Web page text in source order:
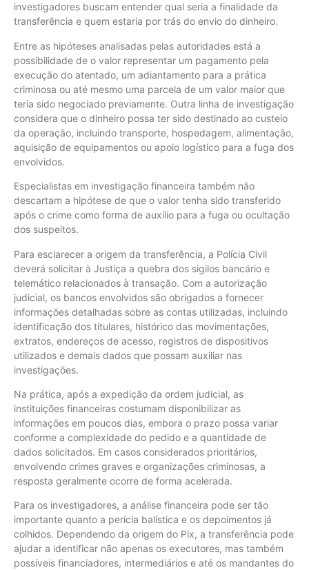
investigadores buscam entender qual seria a finalidade da
transferência e quem estaria por trás do envio do dinheiro.
Entre as hipóteses analisadas pelas autoridades está a
possibilidade de o valor representar um pagamento pela
execução do atentado, um adiantamento para a prática
criminosa ou até mesmo uma parcela de um valor maior que
teria sido negociado previamente. Outra linha de investigação
considera que o dinheiro possa ter sido destinado ao custeio
da operação, incluindo transporte, hospedagem, alimentação,
aquisição de equipamentos ou apoio logístico para a fuga dos
envolvidos.
Especialistas em investigação financeira também não
descartam a hipótese de que o valor tenha sido transferido
após o crime como forma de auxílio para a fuga ou ocultação
dos suspeitos.
Para esclarecer a origem da transferência, a Polícia Civil
deverá solicitar à Justiça a quebra dos sigilos bancário e
telemático relacionados à transação. Com a autorização
judicial, os bancos envolvidos são obrigados a fornecer
informações detalhadas sobre as contas utilizadas, incluindo
identificação dos titulares, histórico das movimentações,
extratos, endereços de acesso, registros de dispositivos
utilizados e demais dados que possam auxiliar nas
investigações.
Na prática, após a expedição da ordem judicial, as
instituições financeiras costumam disponibilizar as
informações em poucos dias, embora o prazo possa variar
conforme a complexidade do pedido e a quantidade de
dados solicitados. Em casos considerados prioritários,
envolvendo crimes graves e organizações criminosas, a
resposta geralmente ocorre de forma acelerada.
Para os investigadores, a análise financeira pode ser tão
importante quanto a perícia balística e os depoimentos já
colhidos. Dependendo da origem do Pix, a transferência pode
ajudar a identificar não apenas os executores, mas também
possíveis financiadores, intermediários e até os mandantes do